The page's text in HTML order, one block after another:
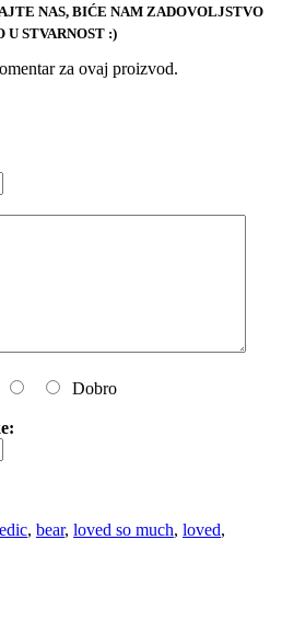
NAS, BIĆE NAM ZADOVOLJSTVO
U STVARNOST :)
za ovaj proizvod.
Dobro
, bear, loved so much, loved,